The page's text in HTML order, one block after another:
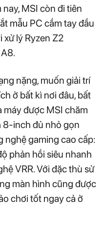
MSI còn đi tiên
mẫu PC cầm tay đầu
xử lý Ryzen Z2
nặng, muốn giải trí
ở bất kì nơi đâu, bất
máy được MSI chăm
8-inch đủ nhỏ gọn
nghệ gaming cao cấp:
phản hồi siêu nhanh
VRR. Với đặc thù sử
màn hình cũng được
chơi tốt ngay cả ở